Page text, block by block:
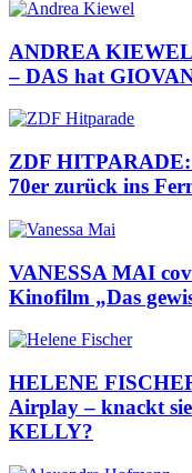
ANDREA
– DAS hat
ZDF
70er zurück ins
VANESSA MAI
Kinofilm „Das
HELENE
Airplay – knackt
KELLY?